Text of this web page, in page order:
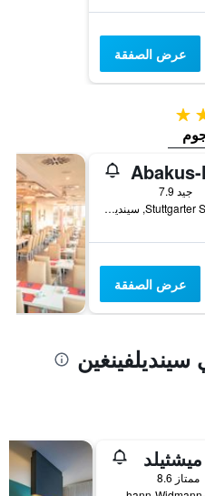
عرض الصفقة
3 نجوم
جيد 7.9
Stuttgarter Straße 49, سينديلفينغين, بادن - فورتمبيرغ, ألمانيا
عرض الصفقة
ممتاز 8.6